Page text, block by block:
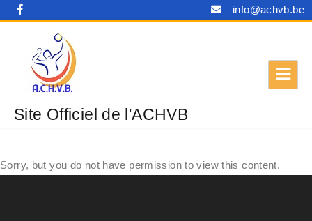
info@achvb.be
Site Officiel de l'ACHVB
Sorry, but you do not have permission to view this content.